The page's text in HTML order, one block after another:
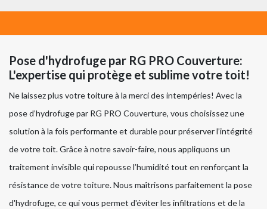
Pose d'hydrofuge par RG PRO Couverture:
L'expertise qui protège et sublime votre toit!
Ne laissez plus votre toiture à la merci des intempéries! Avec la
pose d’hydrofuge par RG PRO Couverture, vous choisissez une
solution à la fois performante et durable pour préserver l’intégrité
de votre toit. Grâce à notre savoir-faire, nous appliquons un
traitement invisible qui repousse l’humidité tout en renforçant la
résistance de votre toiture. Nous maîtrisons parfaitement la pose
d'hydrofuge, ce qui vous permet d'éviter les infiltrations et de la